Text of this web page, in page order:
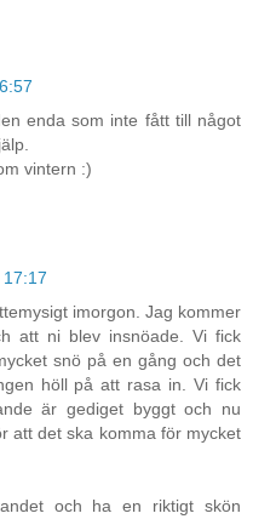
enda som inte fått till något
vintern :)
imorgon. Jag kommer
att ni blev insnöade. Vi fick
snö på en gång och det
höll på att rasa in. Vi fick
är gediget byggt och nu
att det ska komma för mycket
och ha en riktigt skön